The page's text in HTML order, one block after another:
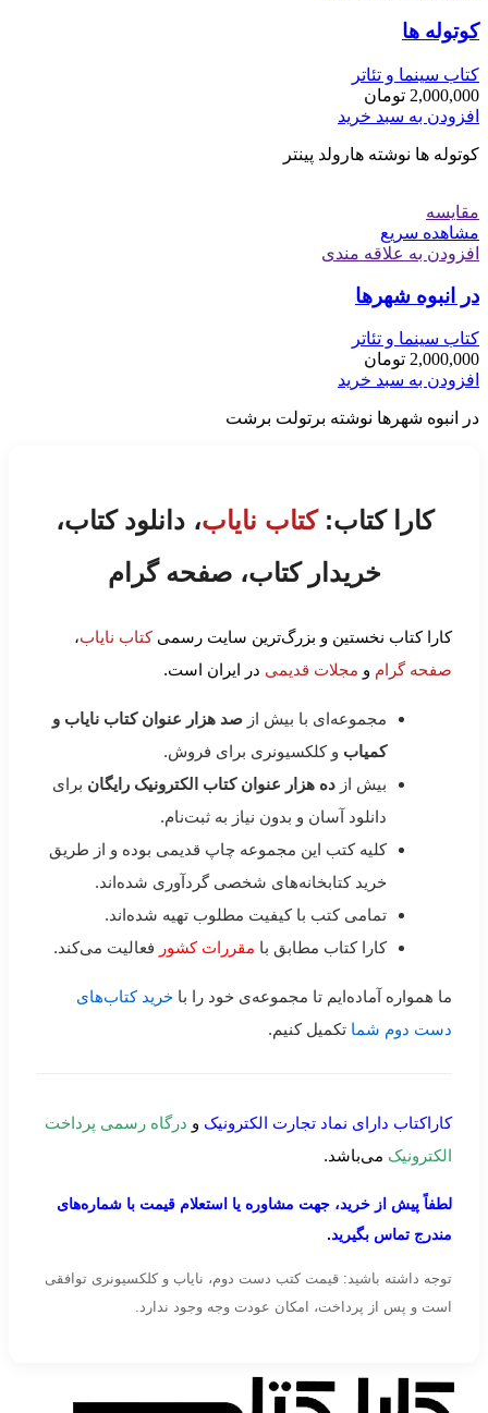
کوتوله ها
کتاب سینما و تئاتر
2,000,000 تومان
افزودن به سبد خرید
کوتوله ها نوشته هارولد پینتر
مقایسه
مشاهده سریع
افزودن به علاقه مندی
در انبوه شهرها
کتاب سینما و تئاتر
2,000,000 تومان
افزودن به سبد خرید
در انبوه شهرها نوشته برتولت برشت
کارا کتاب:کتاب نایاب، دانلود کتاب،
خریدار کتاب، صفحه گرام
کارا کتاب نخستین و بزرگ‌ترین سایت رسمیکتاب نایاب،
صفحه گرام و مجلات قدیمی در ایران است.
مجموعه‌ای با بیش از صد هزار عنوان کتاب نایاب و
کمیاب و کلکسیونری برای فروش.
بیش از ده هزار عنوان کتاب الکترونیک رایگان برای
دانلود آسان و بدون نیاز به ثبت‌نام.
کلیه کتب این مجموعه چاپ قدیمی بوده و از طریق
خرید کتابخانه‌های شخصی گردآوری شده‌اند.
تمامی کتب با کیفیت مطلوب تهیه شده‌اند.
کارا کتاب مطابق با مقررات کشور فعالیت می‌کند.
ما همواره آماده‌ایم تا مجموعه‌ی خود را با خرید کتاب‌های
دست دوم شما تکمیل کنیم.
کاراکتاب دارای نماد تجارت الکترونیک و درگاه رسمی پرداخت
الکترونیک می‌باشد.
لطفاً پیش از خرید، جهت مشاوره یا استعلام قیمت با شماره‌های
مندرج تماس بگیرید.
توجه داشته باشید: قیمت کتب دست دوم، نایاب و کلکسیونری توافقی
است و پس از پرداخت، امکان عودت وجه وجود ندارد.